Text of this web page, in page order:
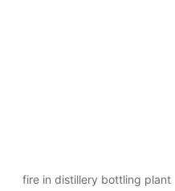
fire in distillery bottling plant